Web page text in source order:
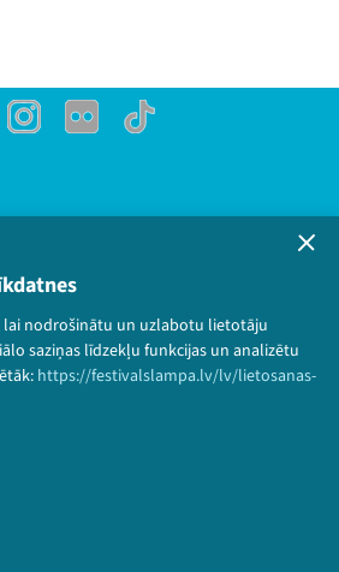
lai nodrošinātu un uzlabotu lietotāju
saziņas līdzekļu funkcijas un analizētu
https://festivalslampa.lv/lv/lietosanas-
Instagram
Flick TikTok
LAMPA Visas tiesības
informāciju!